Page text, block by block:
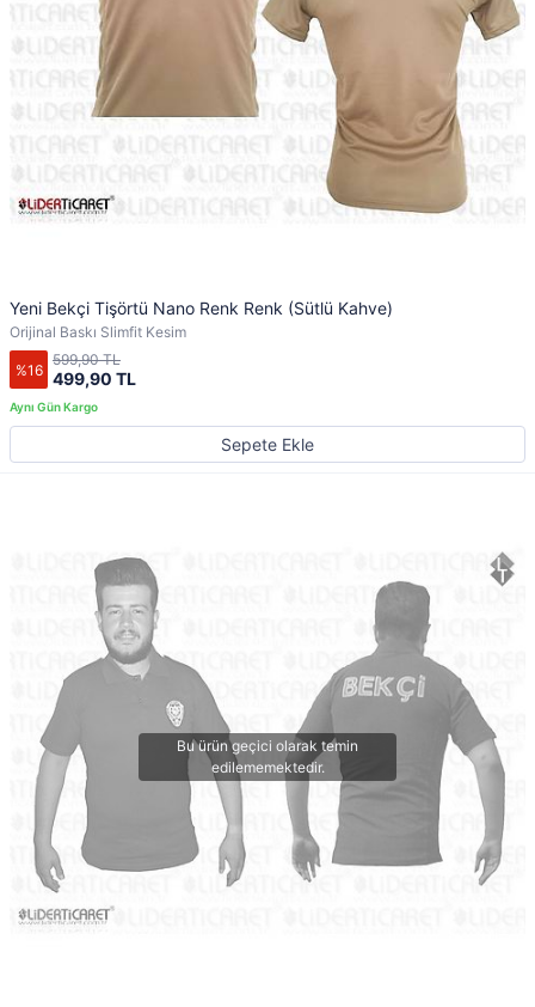
Yeni Bekçi Tişörtü Nano Renk Renk (Sütlü Kahve)
Orijinal Baskı Slimfit Kesim
%16 499,90 TL
599,90 TL
Sepete Ekle